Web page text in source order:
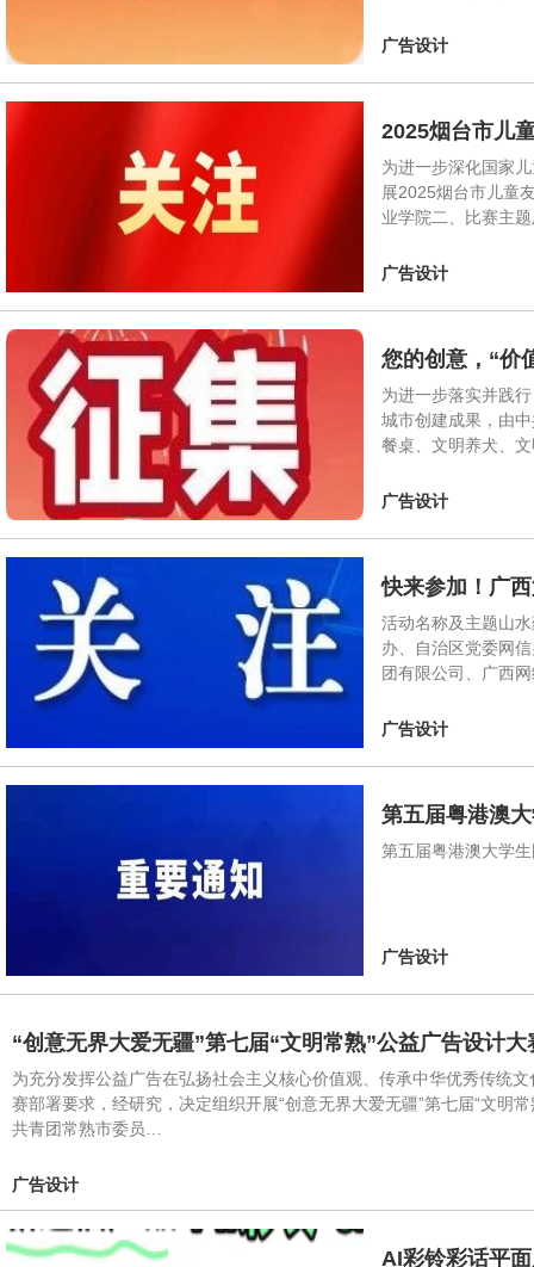
广告设计
2025烟台市儿
为进一步深化国家
展2025烟台市儿童
业学院二、比赛主
广告设计
您的创意，“价
为进一步落实并践
城市创建成果，由
餐桌、文明养犬、
广告设计
快来参加！广
活动名称及主题山
办、自治区党委网
团有限公司、广西
广告设计
第五届粤港澳
第五届粤港澳大学
广告设计
“创意无界大爱无疆”第七届“文明常熟”公益广告设计大
为充分发挥公益广告在弘扬社会主义核心价值观、传承中华优秀传统
赛部署要求，经研究，决定组织开展“创意无界大爱无疆”第七届“文
共青团常熟市委员…
广告设计
AI彩铃彩话平